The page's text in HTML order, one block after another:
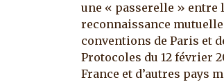
une « passerelle » entre
reconnaissance mutuelle
conventions de Paris et
Protocoles du 12 février
France et d’autres pays